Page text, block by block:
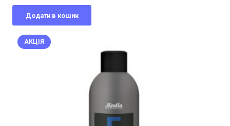
ціна:
380,00 грн..
Додати в кошик
АКЦІЯ